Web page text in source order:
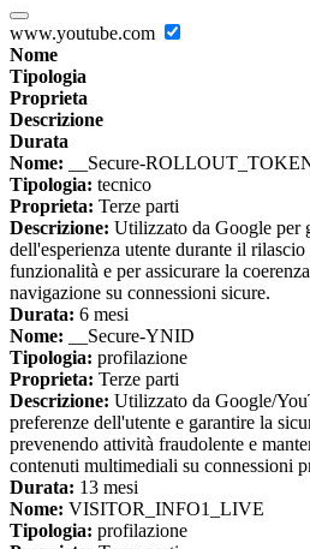
www.youtube.com
Nome
Tipologia
Proprieta
Descrizione
Durata
Nome: __Secure-
Tipologia: tecnico
Proprieta: Terze parti
Descrizione: Utilizzato da Google per
dell'esperienza utente durante il
funzionalità e per assicurare la
navigazione su connessioni sicure.
Durata: 6 mesi
Nome: __Secure-YNID
Tipologia: profilazione
Proprieta: Terze parti
Descrizione: Utilizzato da Google/
preferenze dell'utente e garantire la
prevenendo attività fraudolente e
contenuti multimediali su connessioni
Durata: 13 mesi
Nome: VISITOR_INFO1_LIVE
Tipologia: profilazione